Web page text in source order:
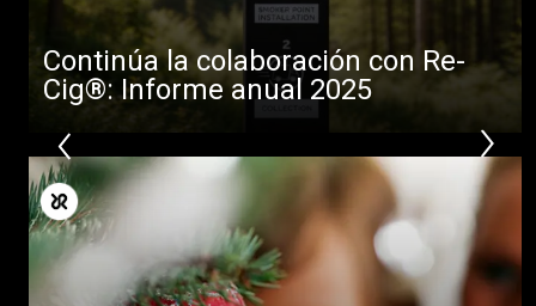
Continúa la colaboración con Re-
Cig®: Informe anual 2025